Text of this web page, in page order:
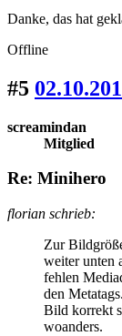
Danke, das hat
Offline
#5
screamindan
Mitglied
Re: Minihero
florian schrieb:
Zur
weiter unten
fehlen
den
Bild korrekt
woanders.